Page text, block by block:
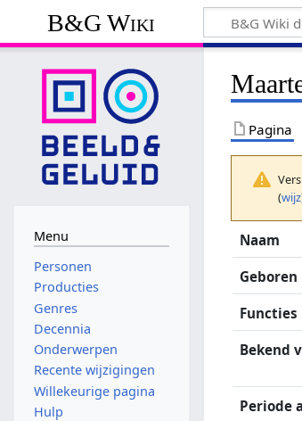
B&G Wiki
Pagina
(wijz
Naam
Geboren
Functies
Bekend
Periode
Menu
Personen
Producties
Genres
Decennia
Onderwerpen
Recente wijzigingen
Willekeurige pagina
Hulp